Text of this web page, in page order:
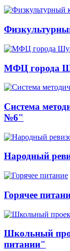
МФЦ города
Система
№6"
Народный
Горячее
Школьный
питании"